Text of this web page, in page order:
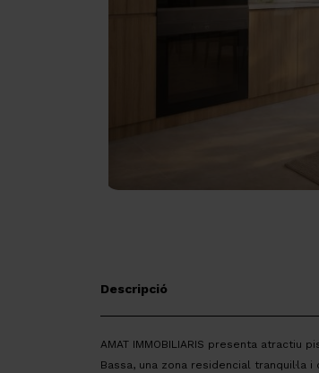
Descripció
AMAT IMMOBILIARIS presenta atractiu
Bassa, una zona residencial